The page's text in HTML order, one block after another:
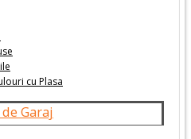
cu Plasa
Garaj